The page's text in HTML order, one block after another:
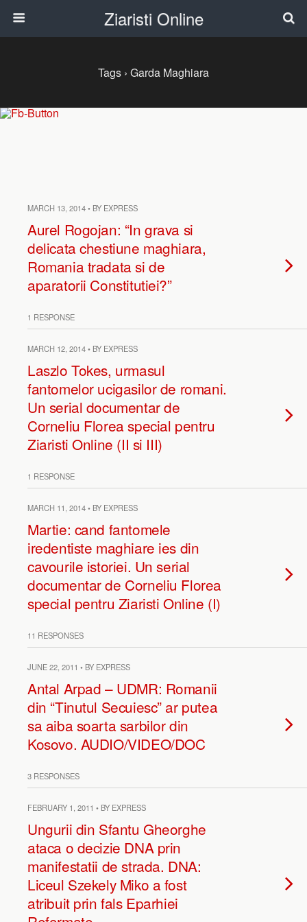
Ziaristi Online
Tags › Garda Maghiara
MARCH 13, 2014 • BY EXPRESS
Aurel Rogojan: “In grava si
delicata chestiune maghiara,
Romania tradata si de
aparatorii Constitutiei?”
1 RESPONSE
MARCH 12, 2014 • BY EXPRESS
Laszlo Tokes, urmasul
fantomelor ucigasilor de romani.
Un serial documentar de
Corneliu Florea special pentru
Ziaristi Online (II si III)
1 RESPONSE
MARCH 11, 2014 • BY EXPRESS
Martie: cand fantomele
iredentiste maghiare ies din
cavourile istoriei. Un serial
documentar de Corneliu Florea
special pentru Ziaristi Online (I)
11 RESPONSES
JUNE 22, 2011 • BY EXPRESS
Antal Arpad – UDMR: Romanii
din “Tinutul Secuiesc” ar putea
sa aiba soarta sarbilor din
Kosovo. AUDIO/VIDEO/DOC
3 RESPONSES
FEBRUARY 1, 2011 • BY EXPRESS
Ungurii din Sfantu Gheorghe
ataca o decizie DNA prin
manifestatii de strada. DNA:
Liceul Szekely Miko a fost
atribuit prin fals Eparhiei